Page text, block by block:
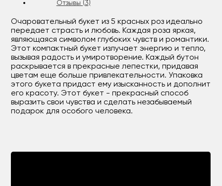
Отзывы (3)
Очаровательный букет из 5 красных роз идеально
передает страсть и любовь. Каждая роза яркая,
являющаяся символом глубоких чувств и романтики.
Этот компактный букет излучает энергию и тепло,
вызывая радость и умиротворение. Каждый бутон
раскрывается в прекрасные лепестки, придавая
цветам еще больше привлекательности. Упаковка
этого букета придаст ему изысканность и дополнит
его красоту. Этот букет - прекрасный способ
выразить свои чувства и сделать незабываемый
подарок для особого человека.